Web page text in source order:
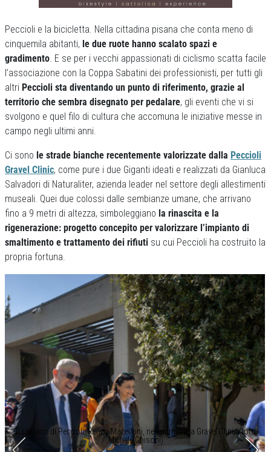
Peccioli e la bicicletta. Nella cittadina pisana che conta meno di
cinquemila abitanti, le due ruote hanno scalato spazi e
gradimento. E se per i vecchi appassionati di ciclismo scatta facile
l’associazione con la Coppa Sabatini dei professionisti, per tutti gli
altri Peccioli sta diventando un punto di riferimento, grazie al
territorio che sembra disegnato per pedalare, gli eventi che vi si
svolgono e quel filo di cultura che accomuna le iniziative messe in
campo negli ultimi anni.
Ci sono le strade bianche recentemente valorizzate dalla Peccioli
Gravel Clinic, come pure i due Giganti ideati e realizzati da Gianluca
Salvadori di Naturaliter, azienda leader nel settore degli allestimenti
museali. Quei due colossi dalle sembianze umane, che arrivano
fino a 9 metri di altezza, simboleggiano la rinascita e la
rigenerazione: progetto concepito per valorizzare l’impianto di
smaltimento e trattamento dei rifiuti su cui Peccioli ha costruito la
propria fortuna.
Il sindaco di Peccioli, Renzo Macelloni, nei giorni della Gravel Clinic (foto
Michele Ghisoni)